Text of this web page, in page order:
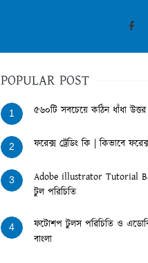
POPULAR POST
1 ৫৬০টি সবচেয়ে কঠিন ধাঁধা
2 ফরেক্স ট্রেডিং কি | কিভাবে
3
Adobe illustrator Tutorial
টুল পরিচিতি
4
ফটোশপ টুলস পরিচিতি ও
বাংলা